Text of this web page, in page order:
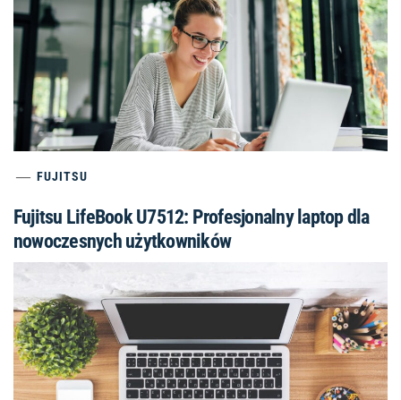
FUJITSU
Fujitsu LifeBook U7512: Profesjonalny laptop dla
nowoczesnych użytkowników